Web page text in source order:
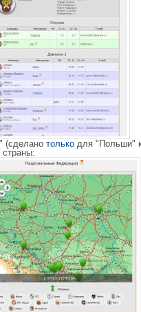
(сделано толькодля "Польши"
страны: